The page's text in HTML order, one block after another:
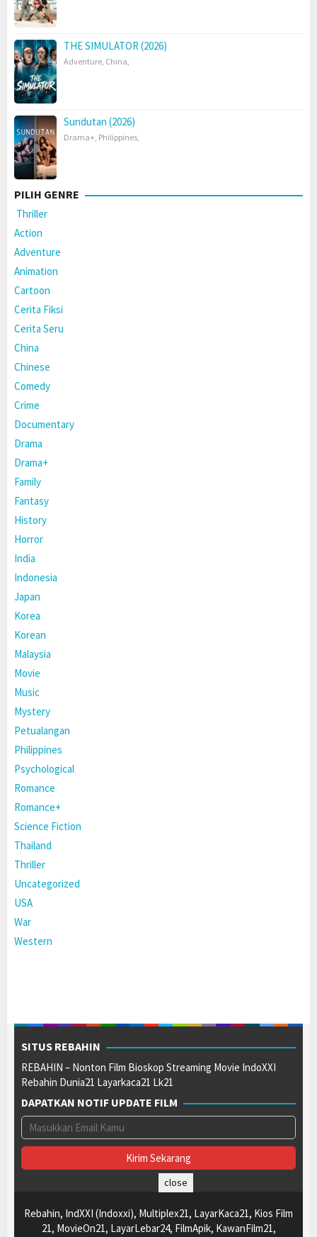
THE SIMULATOR (2026)
Adventure, China,
Sundutan (2026)
Drama+, Philippines,
PILIH GENRE
Thriller
Action
Adventure
Animation
Cartoon
Cerita Fiksi
Cerita Seru
China
Chinese
Comedy
Crime
Documentary
Drama
Drama+
Family
Fantasy
History
Horror
India
Indonesia
Japan
Korea
Korean
Malaysia
Movie
Music
Mystery
Petualangan
Philippines
Psychological
Romance
Romance+
Science Fiction
Thailand
Thriller
Uncategorized
USA
War
Western
SITUS REBAHIN
REBAHIN – Nonton Film Bioskop Streaming Movie IndoXXI
Rebahin Dunia21 Layarkaca21 Lk21
DAPATKAN NOTIF UPDATE FILM
Rebahin, IndXXI (Indoxxi), Multiplex21, LayarKaca21, Kios Film
21, MovieOn21, LayarLebar24, FilmApik, KawanFilm21,
close